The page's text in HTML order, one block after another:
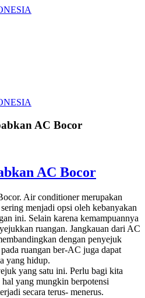
AC Bocor
AC Bocor
Air conditioner merupakan
menjadi opsi oleh kebanyakan
ini. Selain karena kemampuannya
ruangan. Jangkauan dari AC
dengan penyejuk
ruangan ber-AC juga dapat
yang hidup.
yang satu ini. Perlu bagi kita
yang mungkin berpotensi
secara terus- menerus.